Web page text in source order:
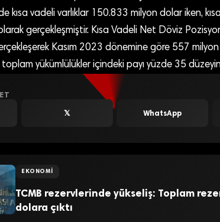
kısa vadeli varlıklar 150.833 milyon dolar iken,
gerçekleşmiştir. Kısa Vadeli Net Döviz
Kasım 2023 dönemine göre 557 milyon
yükümlülükler içindeki payı yüzde 35
𝕏 WhatsApp
EKONOMI
TCMB rezervlerinde yükseliş: Toplam
dolara çıktı